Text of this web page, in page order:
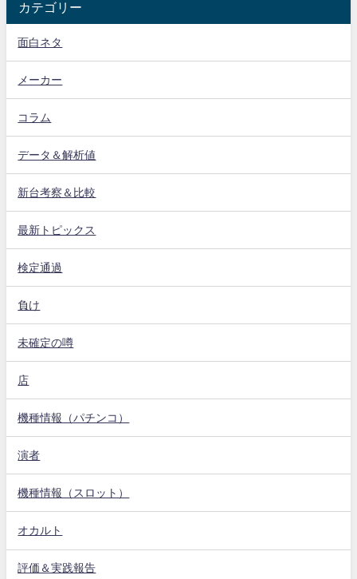
カテゴリー
面白ネタ
メーカー
コラム
データ＆解析値
新台考察＆比較
最新トピックス
検定通過
負け
未確定の噂
店
機種情報（パチンコ）
演者
機種情報（スロット）
オカルト
評価＆実践報告